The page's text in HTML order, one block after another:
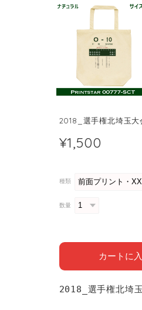
2018_選手権北埼玉
¥1,500
種類
数量
カートに
2018_選手権北埼